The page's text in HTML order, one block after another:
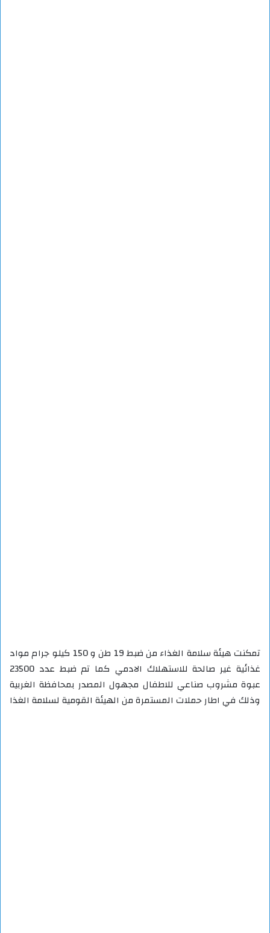
تمكنت هيئة سلامة الغذاء من ضبط 19 طن و 150 كيلو جرام مواد
غذائية غير صالحة للاستهلاك الادمي كما تم ضبط عدد 23500
عبوة مشروب صناعي للاطفال مجهول المصدر بمحافظة الغربية
وذلك في اطار حملات المستمرة من الهيئة القومية لسلامة الغذا